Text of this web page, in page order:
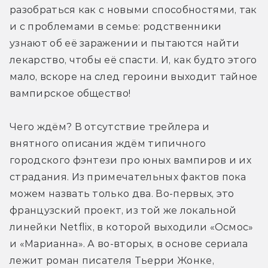
разобраться как с новыми способностями, так
и с проблемами в семье: родственники
узнают об её заражении и пытаются найти
лекарство, чтобы её спасти. И, как будто этого
мало, вскоре на след героини выходит тайное
вампирское общество!
Чего ждём? В отсутствие трейлера и
внятного описания ждём типичного
городского фэнтези про юных вампиров и их
страдания. Из примечательных фактов пока
можем назвать только два. Во-первых, это
французский проект, из той же локальной
линейки Netflix, в которой выходили «Осмос»
и «Марианна». А во-вторых, в основе сериала
лежит роман писателя Тьерри Жонке,